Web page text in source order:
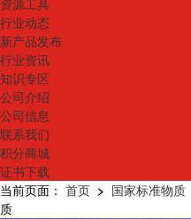
资源工具
行业动态
新产品发布
行业资讯
知识专区
公司介绍
公司信息
联系我们
积分商城
证书下载
当前页面： 首页 > 国家标准物质
质